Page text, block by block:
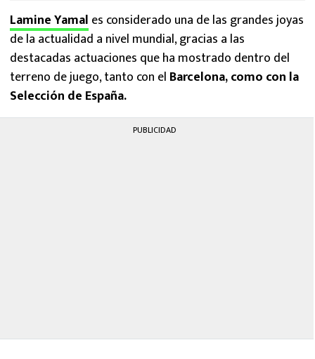
Lamine Yamal es considerado una de las grandes joyas
de la actualidad a nivel mundial, gracias a las
destacadas actuaciones que ha mostrado dentro del
terreno de juego, tanto con el Barcelona, como con la
Selección de España.
PUBLICIDAD